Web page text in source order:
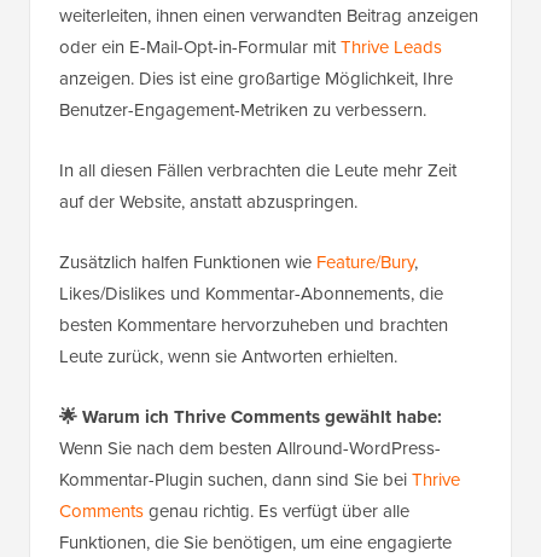
weiterleiten, ihnen einen verwandten Beitrag anzeigen
oder ein E-Mail-Opt-in-Formular mitThrive Leads
anzeigen. Dies ist eine großartige Möglichkeit, Ihre
Benutzer-Engagement-Metriken zu verbessern.
In all diesen Fällen verbrachten die Leute mehr Zeit
auf der Website, anstatt abzuspringen.
Zusätzlich halfen Funktionen wie Feature/Bury,
Likes/Dislikes und Kommentar-Abonnements, die
besten Kommentare hervorzuheben und brachten
Leute zurück, wenn sie Antworten erhielten.
🌟Warum ich Thrive Comments gewählt habe:
Wenn Sie nach dem besten Allround-WordPress-
Kommentar-Plugin suchen, dann sind Sie beiThrive
Commentsgenau richtig. Es verfügt über alle
Funktionen, die Sie benötigen, um eine engagierte